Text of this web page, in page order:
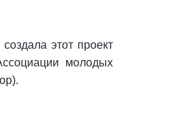
этот проект
молодых